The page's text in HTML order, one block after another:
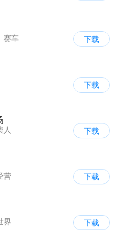
赛车
下载
下载
人
下载
营
下载
界
下载